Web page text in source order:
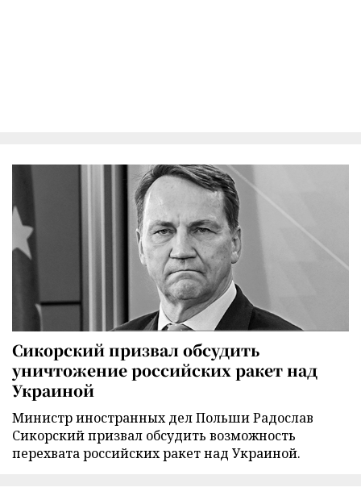
Сикорский призвал обсудить
уничтожение российских ракет над
Украиной
Министр иностранных дел Польши Радослав
Сикорский призвал обсудить возможность
перехвата российских ракет над Украиной.